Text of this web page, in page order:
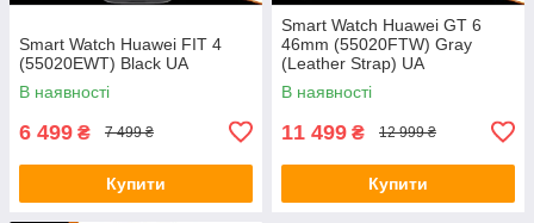
Smart Watch Huawei FIT 4
(55020EWT) Black UA
В наявності
6 499 ₴ 7 499 ₴
Купити
Smart Watch Huawei GT 6
46mm (55020FTW) Gray
(Leather Strap) UA
В наявності
11 499 ₴ 12 999 ₴
Купити